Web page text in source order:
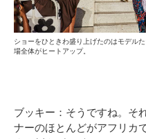
ショーをひときわ盛り上げたのはモデル
場全体がヒートアップ。
ブッキー：そうですね。そ
ナーのほとんどがアフリカ